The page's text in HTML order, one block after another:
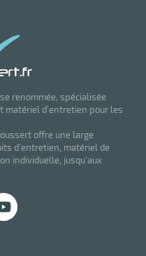
renommée, spécialisée
matériel d'entretien pour les
offre une large
d'entretien, matériel de
individuelle, jusqu'aux